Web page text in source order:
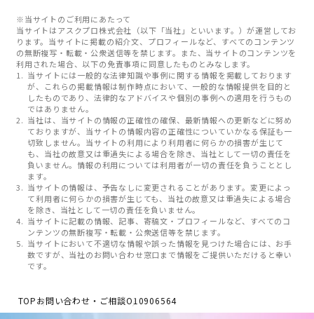
※当サイトのご利用にあたって
当サイトはアスクプロ株式会社（以下「当社」といいます。）が運営してお
ります。当サイトに掲載の紹介文、プロフィールなど、すべてのコンテンツ
の無断複写・転載・公衆送信等を禁じます。また、当サイトのコンテンツを
利用された場合、以下の免責事項に同意したものとみなします。
当サイトには一般的な法律知識や事例に関する情報を掲載しております
が、これらの掲載情報は制作時点において、一般的な情報提供を目的と
したものであり、法律的なアドバイスや個別の事例への適用を行うもの
ではありません。
当社は、当サイトの情報の正確性の確保、最新情報への更新などに努め
ておりますが、当サイトの情報内容の正確性についていかなる保証も一
切致しません。当サイトの利用により利用者に何らかの損害が生じて
も、当社の故意又は重過失による場合を除き、当社として一切の責任を
負いません。情報の利用については利用者が一切の責任を負うこととし
ます。
当サイトの情報は、予告なしに変更されることがあります。変更によっ
て利用者に何らかの損害が生じても、当社の故意又は重過失による場合
を除き、当社として一切の責任を負いません。
当サイトに記載の情報、記事、寄稿文・プロフィールなど、すべてのコ
ンテンツの無断複写・転載・公衆送信等を禁じます。
当サイトにおいて不適切な情報や誤った情報を見つけた場合には、お手
数ですが、当社のお問い合わせ窓口まで情報をご提供いただけると幸い
です。
TOPお問い合わせ・ご相談O10906564